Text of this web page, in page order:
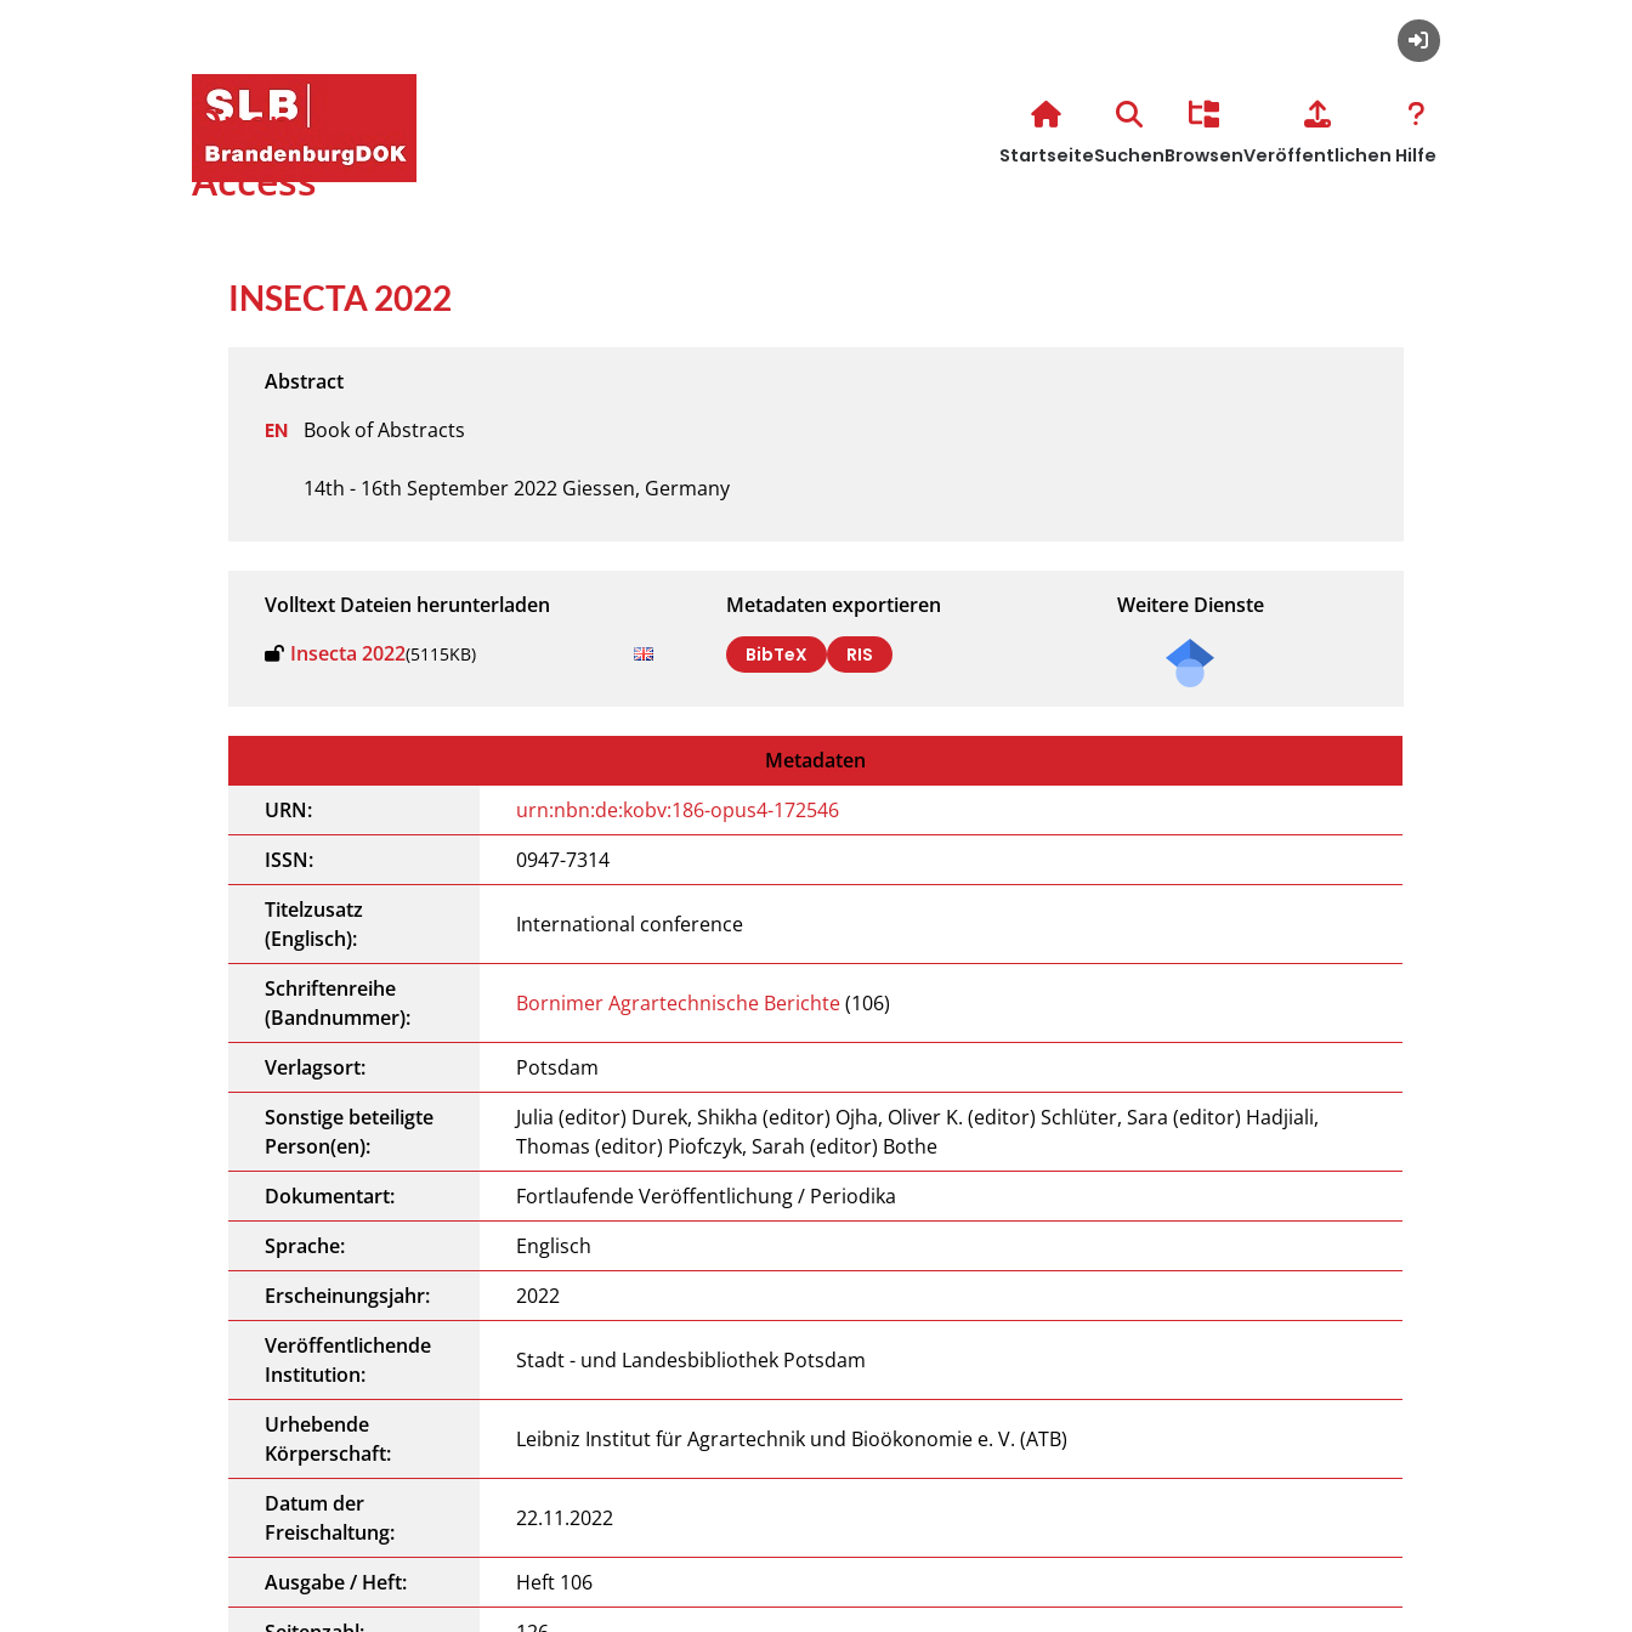
Open
Access
StartseiteSuchenBrowsenVeröffentlichen Hilfe
INSECTA 2022
Book of Abstracts
14th - 16th September 2022 Giessen, Germany
Volltext Dateien herunterladen
Insecta 2022(5115KB)
Metadaten exportieren
BibTeX RIS
Weitere Dienste
Metadaten
URN:
urn:nbn:de:kobv:186-opus4-172546
ISSN:
0947-7314
Titelzusatz
(Englisch):
International conference
Schriftenreihe
(Bandnummer):
Bornimer Agrartechnische Berichte(106)
Verlagsort:
Potsdam
Sonstige beteiligte
Person(en):
Julia (editor) Durek, Shikha (editor) Ojha, Oliver K. (editor) Schlüter, Sara (editor) Hadjiali,
Thomas (editor) Piofczyk, Sarah (editor) Bothe
Dokumentart:
Fortlaufende Veröffentlichung / Periodika
Sprache:
Englisch
Erscheinungsjahr:
2022
Veröffentlichende
Institution:
Stadt - und Landesbibliothek Potsdam
Urhebende
Körperschaft:
Leibniz Institut für Agrartechnik und Bioökonomie e. V. (ATB)
Datum der
Freischaltung:
22.11.2022
Ausgabe / Heft:
Heft 106